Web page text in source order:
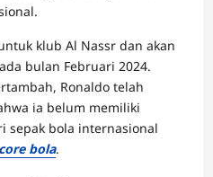
klub Al Nassr dan akan
bulan Februari 2024.
Ronaldo telah
ia belum memiliki
sepak bola internasional
bola.